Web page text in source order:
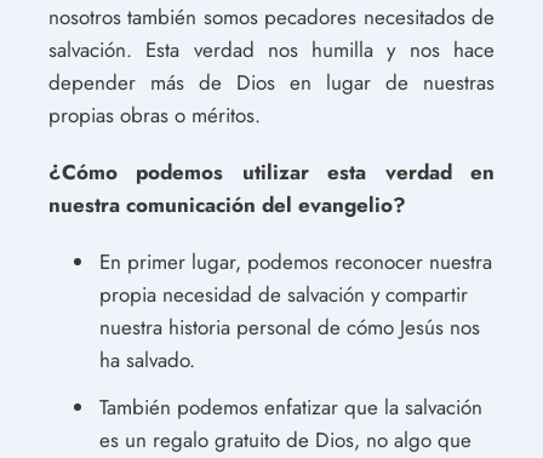
nosotros también somos pecadores necesitados de
salvación. Esta verdad nos humilla y nos hace
depender más de Dios en lugar de nuestras
propias obras o méritos.
¿Cómo podemos utilizar esta verdad en
nuestra comunicación del evangelio?
En primer lugar, podemos reconocer nuestra
propia necesidad de salvación y compartir
nuestra historia personal de cómo Jesús nos
ha salvado.
También podemos enfatizar que la salvación
es un regalo gratuito de Dios, no algo que